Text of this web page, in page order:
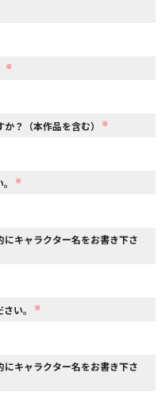
※
？（本作品を含む） ※
※
キャラクター名をお書き下さ
い。 ※
キャラクター名をお書き下さ